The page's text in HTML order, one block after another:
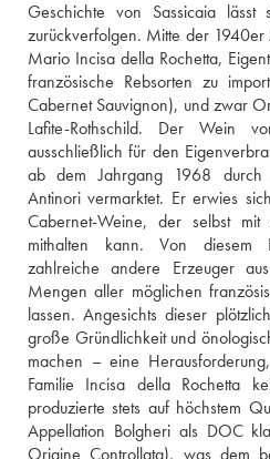
Geschichte von Sassicaia
zurückverfolgen. Mitte der
Mario Incisa della Rochetta,
französische Rebsorten zu
Cabernet Sauvignon), und zwar
Lafite-Rothschild. Der Wein
ausschließlich für den
ab dem Jahrgang 1968 durch
Antinori vermarktet. Er erwies
Cabernet-Weine, der selbst
mithalten kann. Von diesem
zahlreiche andere Erzeuger
Mengen aller möglichen
lassen. Angesichts dieser
große Gründlichkeit und
machen – eine
Familie Incisa della Rochetta
produzierte stets auf höchstem
Appellation Bolgheri als DOC
Origine Controllata), was dem